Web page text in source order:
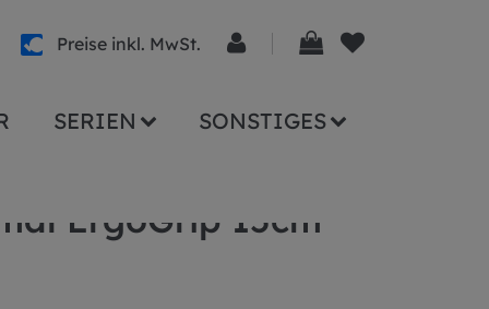
Preise inkl. MwSt.
SERIEN SONSTIGES
ErgoGrip 15cm